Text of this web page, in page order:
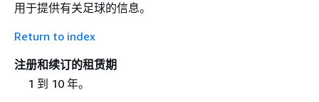
用于提供有关足球的信息。
Return to index
注册和续订的租赁期
1 到 10 年。